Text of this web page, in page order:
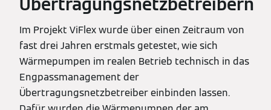
Im Projekt ViFlex wurde über einen Zeitraum von
fast drei Jahren erstmals getestet, wie sich
Wärmepumpen im realen Betrieb technisch in das
Engpassmanagement der
Übertragungsnetzbetreiber einbinden lassen.